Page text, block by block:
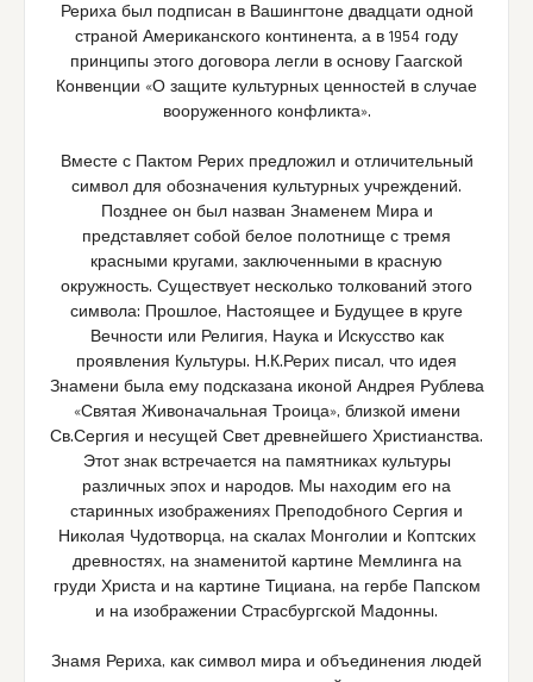
Рериха был подписан в Вашингтоне двадцати одной
страной Американского континента, а в 1954 году
принципы этого договора легли в основу Гаагской
Конвенции «О защите культурных ценностей в случае
вооруженного конфликта».
Вместе с Пактом Рерих предложил и отличительный
символ для обозначения культурных учреждений.
Позднее он был назван Знаменем Мира и
представляет собой белое полотнище с тремя
красными кругами, заключенными в красную
окружность. Существует несколько толкований этого
символа: Прошлое, Настоящее и Будущее в круге
Вечности или Религия, Наука и Искусство как
проявления Культуры. Н.К.Рерих писал, что идея
Знамени была ему подсказана иконой Андрея Рублева
«Святая Живоначальная Троица», близкой имени
Св.Сергия и несущей Свет древнейшего Христианства.
Этот знак встречается на памятниках культуры
различных эпох и народов. Мы находим его на
старинных изображениях Преподобного Сергия и
Николая Чудотворца, на скалах Монголии и Коптских
древностях, на знаменитой картине Мемлинга на
груди Христа и на картине Тициана, на гербе Папском
и на изображении Страсбургской Мадонны.
Знамя Рериха, как символ мира и объединения людей